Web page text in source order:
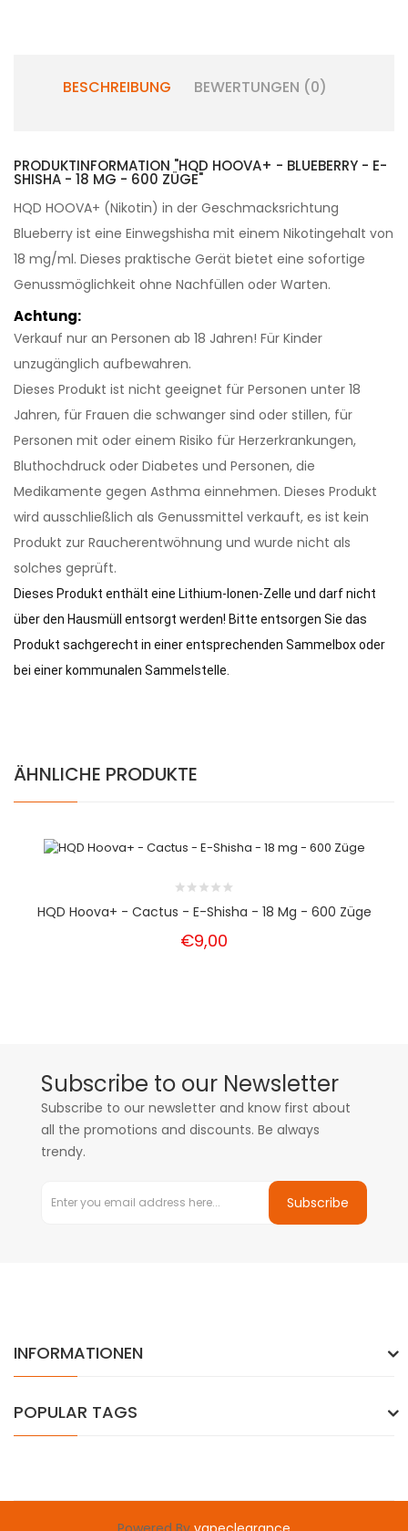
BESCHREIBUNG BEWERTUNGEN (0)
PRODUKTINFORMATION "HQD HOOVA+ - BLUEBERRY - E-
SHISHA - 18 MG - 600 ZÜGE"
HQD HOOVA+ (Nikotin) in der Geschmacksrichtung
Blueberry ist eine Einwegshisha mit einem Nikotingehalt von
18 mg/ml. Dieses praktische Gerät bietet eine sofortige
Genussmöglichkeit ohne Nachfüllen oder Warten.
Achtung:
Verkauf nur an Personen ab 18 Jahren! Für Kinder
unzugänglich aufbewahren.
Dieses Produkt ist nicht geeignet für Personen unter 18
Jahren, für Frauen die schwanger sind oder stillen, für
Personen mit oder einem Risiko für Herzerkrankungen,
Bluthochdruck oder Diabetes und Personen, die
Medikamente gegen Asthma einnehmen. Dieses Produkt
wird ausschließlich als Genussmittel verkauft, es ist kein
Produkt zur Raucherentwöhnung und wurde nicht als
solches geprüft.
Dieses Produkt enthält eine Lithium-Ionen-Zelle und darf nicht
über den Hausmüll entsorgt werden! Bitte entsorgen Sie das
Produkt sachgerecht in einer entsprechenden Sammelbox oder
bei einer kommunalen Sammelstelle.
ÄHNLICHE PRODUKTE
HQD Hoova+ - Cactus - E-Shisha - 18 Mg - 600 Züge
€9,00
Subscribe to our Newsletter
Subscribe to our newsletter and know first about
all the promotions and discounts. Be always
trendy.
Subscribe
INFORMATIONEN
POPULAR TAGS